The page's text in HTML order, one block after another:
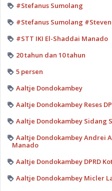
#Stefanus Sumolang
#Stefanus Sumolang
#STT IKI El-Shaddai Manado
20 tahun dan 10 tahun
5 persen
Aaltje Dondokambey
Aaltje Dondokambey Reses
Aaltje Dondokambey Sidang
Aaltje Dondokambey Andrei
Manado
Aaltje Dondokambey DPRD
Aaltje Dondokambey Micler